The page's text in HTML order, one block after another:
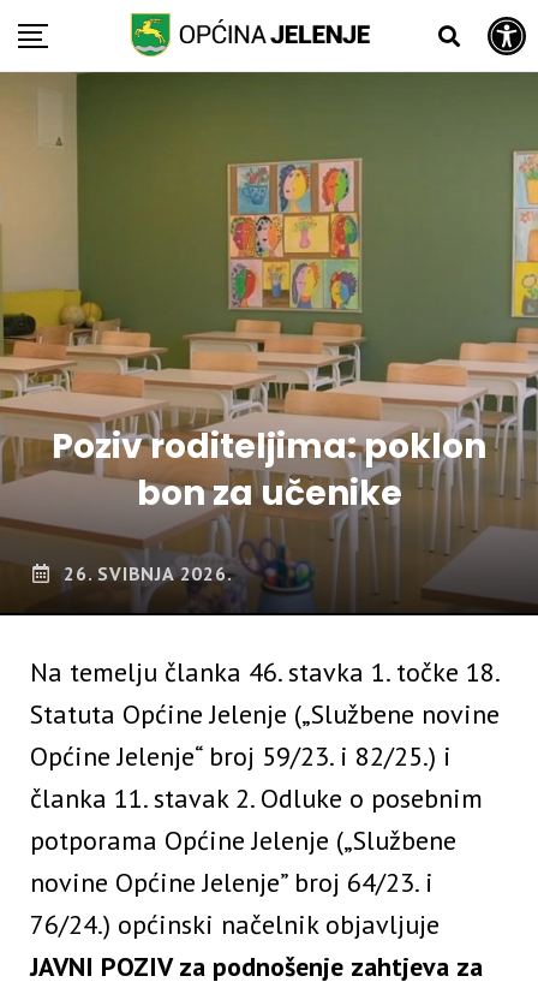
Open toolbar
Skip
Poziv roditeljima: poklon
bon za učenike
26. SVIBNJA 2026.
Na temelju članka 46. stavka 1. točke 18.
Statuta Općine Jelenje („Službene novine
Općine Jelenje“ broj 59/23. i 82/25.) i
članka 11. stavak 2. Odluke o posebnim
potporama Općine Jelenje („Službene
novine Općine Jelenje” broj 64/23. i
76/24.) općinski načelnik objavljuje
JAVNI POZIV za podnošenje zahtjeva za